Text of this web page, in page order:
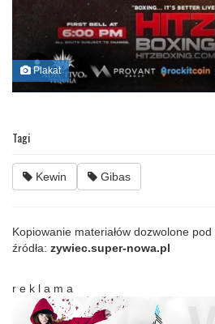
Plakat
Tagi
Kewin Gibas
Kopiowanie materiałów dozwolone
źródła: zywiec.super-nowa.pl
r e k l a m a